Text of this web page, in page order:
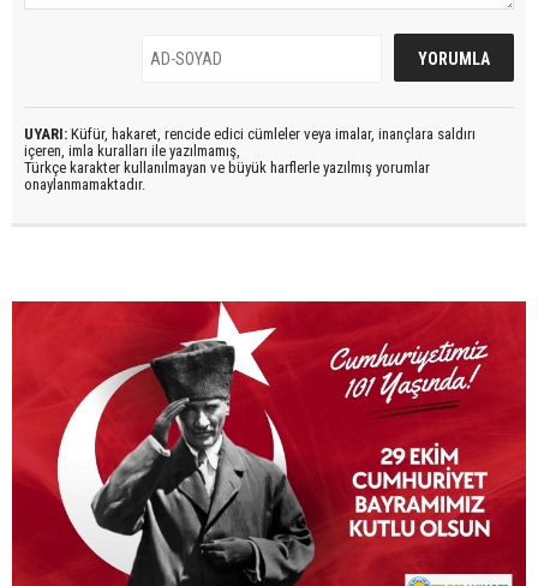
UYARI: Küfür, hakaret, rencide edici cümleler veya imalar, inançlara saldırı
içeren, imla kuralları ile yazılmamış,
Türkçe karakter kullanılmayan ve büyük harflerle yazılmış yorumlar
onaylanmamaktadır.